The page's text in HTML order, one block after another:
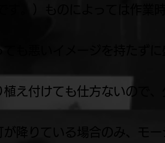
も悪いイメージを持たずに
え付けても仕方ないので、
降りている場合のみ、モー